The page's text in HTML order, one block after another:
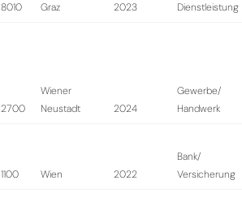
8010 Graz 2023
Dienstleistung
2700
Wiener
Neustadt
2024
Gewerbe/
Handwerk
1100 Wien 2022
Bank/
Versicherung